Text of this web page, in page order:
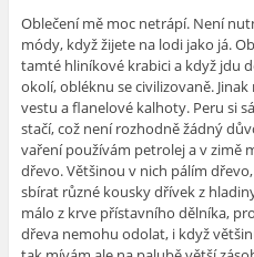
Oblečení mě moc netrápí. Není
módy, když žijete na lodi jako já.
tamté hliníkové krabici a když jdu
okolí, obléknu se civilizovaně.
vestu a flanelové kalhoty. Peru si
stačí, což není rozhodně žádný
vaření používám petrolej a v zimě
dřevo. Většinou v nich pálím
sbírat různé kousky dřívek z
málo z krve přístavního dělníka,
dřeva nemohu odolat, i když